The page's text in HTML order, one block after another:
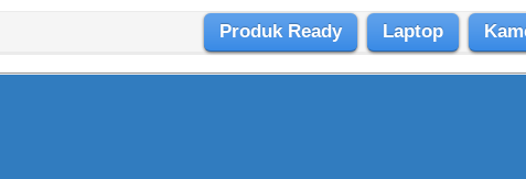
Produk Ready Laptop